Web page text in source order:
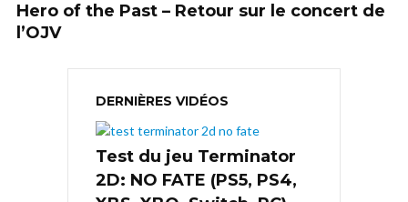
Hero of the Past – Retour sur le concert de
l’OJV
DERNIÈRES VIDÉOS
Test du jeu Terminator
2D: NO FATE (PS5, PS4,